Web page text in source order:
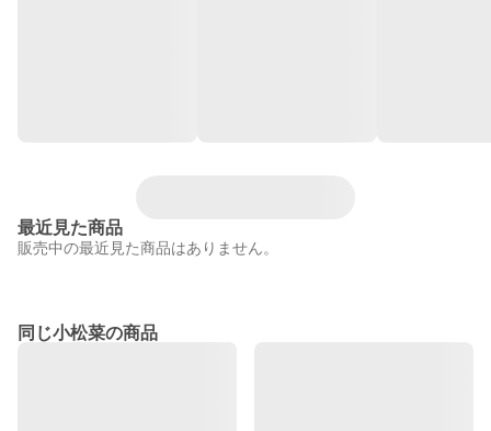
最近見た商品
販売中の最近見た商品はありません。
同じ小松菜の商品